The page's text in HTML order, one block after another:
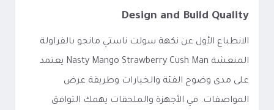
Design and Build Quality
الانطباع الأول عن نكهة سولت ناستي مانجو بالفراولة
المنعشة Nasty Mango Strawberry Cush Man يعتمد
على مدى وضوح الفئة والخيارات وطريقة عرض
المواصفات. في الأجهزة والملحقات يهمك التوافق